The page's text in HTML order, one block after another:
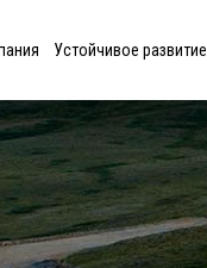
Устойчивое развитие